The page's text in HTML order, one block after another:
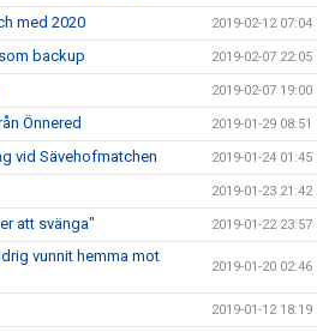
med 2020 2019-02-12 07:04
backup 2019-02-07 22:05
2019-02-07 19:00
Önnered 2019-01-29 08:51
vid Sävehofmatchen 2019-01-24 01:45
2019-01-23 21:42
att svänga" 2019-01-22 23:57
vunnit hemma mot
2019-01-20 02:46
2019-01-12 18:19